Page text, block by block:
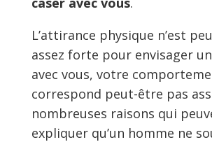
L’attirance physique n’est
assez forte pour envisager
avec vous, votre
correspond peut-être pas
nombreuses raisons qui
expliquer qu’un homme ne